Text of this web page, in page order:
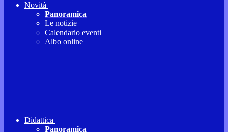
Novità
Panoramica
Le notizie
Calendario eventi
Albo online
Didattica
Panoramica